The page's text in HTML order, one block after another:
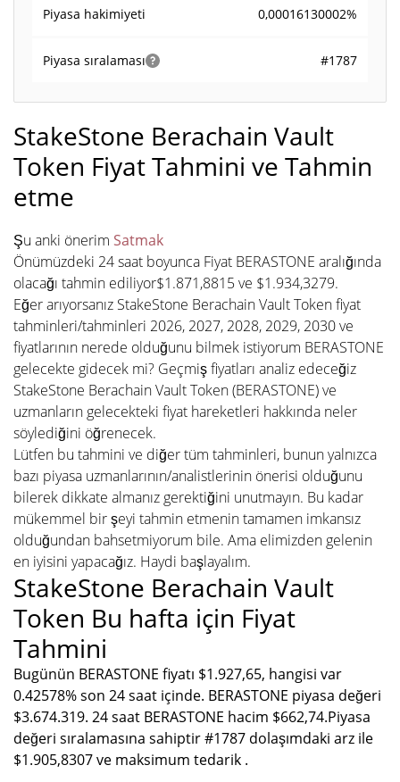
Piyasa hakimiyeti 0,00016130002%
Piyasa sıralaması #1787
StakeStone Berachain Vault
Token Fiyat Tahmini ve Tahmin
etme
Şu anki önerim Satmak
Önümüzdeki 24 saat boyunca Fiyat BERASTONE aralığında
olacağı tahmin ediliyor$1.871,8815 ve $1.934,3279.
Eğer arıyorsanız StakeStone Berachain Vault Token fiyat
tahminleri/tahminleri 2026, 2027, 2028, 2029, 2030 ve
fiyatlarının nerede olduğunu bilmek istiyorum BERASTONE
gelecekte gidecek mi? Geçmiş fiyatları analiz edeceğiz
StakeStone Berachain Vault Token (BERASTONE) ve
uzmanların gelecekteki fiyat hareketleri hakkında neler
söylediğini öğrenecek.
Lütfen bu tahmini ve diğer tüm tahminleri, bunun yalnızca
bazı piyasa uzmanlarının/analistlerinin önerisi olduğunu
bilerek dikkate almanız gerektiğini unutmayın. Bu kadar
mükemmel bir şeyi tahmin etmenin tamamen imkansız
olduğundan bahsetmiyorum bile. Ama elimizden gelenin
en iyisini yapacağız. Haydi başlayalım.
StakeStone Berachain Vault
Token Bu hafta için Fiyat
Tahmini
Bugünün BERASTONE fiyatı $1.927,65, hangisi var
0.42578% son 24 saat içinde. BERASTONE piyasa değeri
$3.674.319. 24 saat BERASTONE hacim $662,74.Piyasa
değeri sıralamasına sahiptir #1787 dolaşımdaki arz ile
$1.905,8307 ve maksimum tedarik .